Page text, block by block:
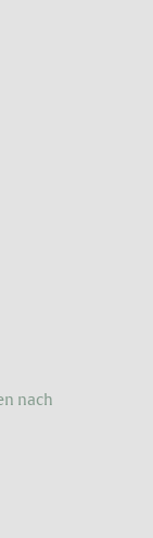
nach